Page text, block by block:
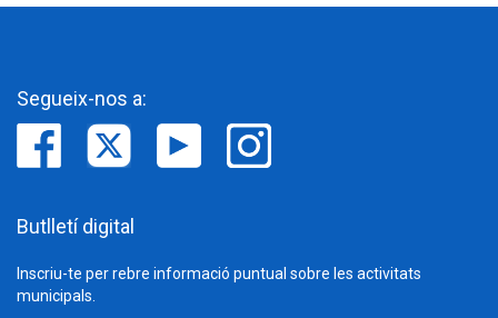
Segueix-nos a:
Butlletí digital
Inscriu-te per rebre informació puntual sobre les activitats
municipals.